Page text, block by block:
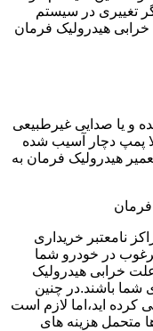
تغییری در سیستم
هیدرولیک فرمان
و یا صدایی غیرطبیعی
پمپ دچار آسیب شده
هیدرولیک فرمان به
فرمان
نامعتبر خریداری
در خودرو شما
خرابی هیدرولیک
شما باشند.در چنین
کرده اید،اما لازم است
متحمل هزینه های